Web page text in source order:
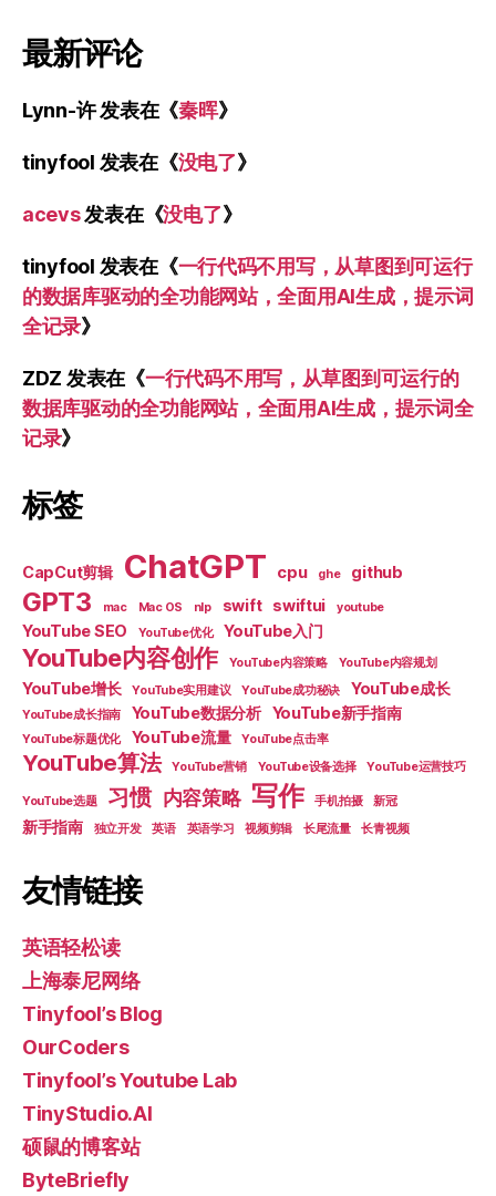
最新评论
Lynn-许发表在《秦晖》
tinyfool 发表在《没电了》
acevs发表在《没电了》
tinyfool 发表在《一行代码不用写，从草图到可运行
的数据库驱动的全功能网站，全面用AI生成，提示词
全记录》
ZDZ 发表在《一行代码不用写，从草图到可运行的
数据库驱动的全功能网站，全面用AI生成，提示词全
记录》
标签
CapCut剪辑 ChatGPT cpu ghe github
GPT3 mac Mac OS nlp swift swiftui youtube
YouTube SEO YouTube优化 YouTube入门
YouTube内容创作 YouTube内容策略 YouTube内容规划
YouTube增长 YouTube实用建议 YouTube成功秘诀 YouTube成长
YouTube成长指南 YouTube数据分析 YouTube新手指南
YouTube标题优化 YouTube流量 YouTube点击率
YouTube算法 YouTube营销 YouTube设备选择 YouTube运营技巧
YouTube选题 习惯 内容策略 写作 手机拍摄 新冠
新手指南 独立开发 英语 英语学习 视频剪辑 长尾流量 长青视频
友情链接
英语轻松读
上海泰尼网络
Tinyfool’s Blog
OurCoders
Tinyfool’s Youtube Lab
TinyStudio.AI
硕鼠的博客站
ByteBriefly